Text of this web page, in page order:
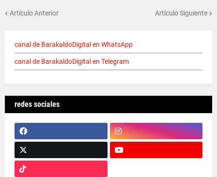
Artículo Anterior Artículo Siguiente
canal de BarakaldoDigital en WhatsApp
canal de BarakaldoDigital en Telegram
redes sociales